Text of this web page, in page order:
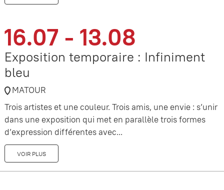
16.07 - 13.08
Exposition temporaire : Infiniment
bleu
MATOUR
Trois artistes et une couleur. Trois amis, une envie : s’unir
dans une exposition qui met en parallèle trois formes
d’expression différentes avec...
VOIR PLUS